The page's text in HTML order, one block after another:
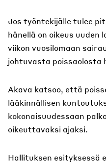
Jos työntekijälle tulee
hänellä on oikeus uuden
viikon vuosilomaan
johtuvasta poissaolosta
Akava katsoo, että
lääkinnällisen
kokonaisuudessaan
oikeuttavaksi ajaksi.
Hallituksen esityksessä